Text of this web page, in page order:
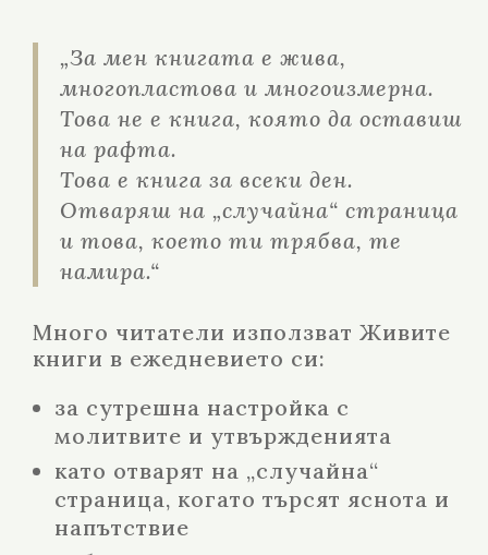
„За мен книгата е жива,
многопластова и многоизмерна.
Това не е книга, която да оставиш
на рафта.
Това е книга за всеки ден.
Отваряш на „случайна“ страница
и това, което ти трябва, те
намира.“
Много читатели използват Живите
книги в ежедневието си:
за сутрешна настройка с
молитвите и утвържденията
като отварят на „случайна“
страница, когато търсят яснота и
напътствие